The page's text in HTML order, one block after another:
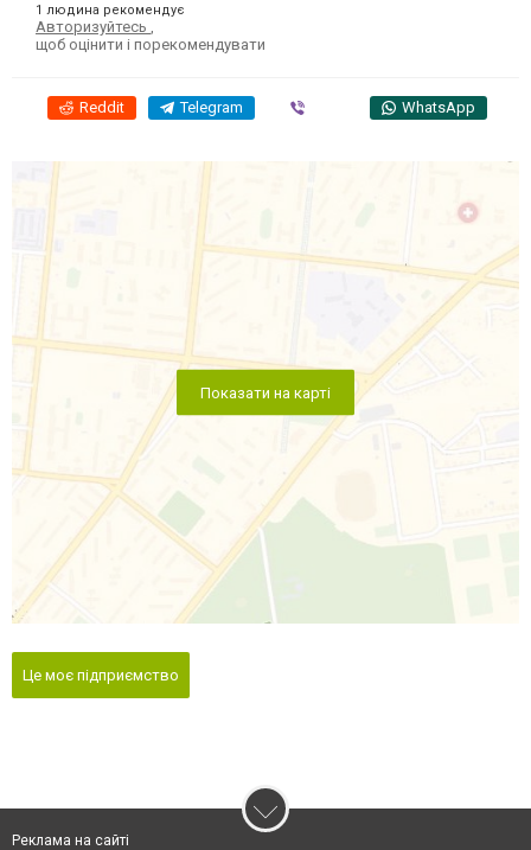
1 людина рекомендує
Авторизуйтесь
щоб оцінити і порекомендувати
Reddit Telegram WhatsApp
Показати на карті
Це моє підприємство
Реклама на сайті